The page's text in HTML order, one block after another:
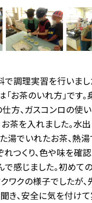
で調理実習を行いまし
お茶のいれ方」です
方、ガスコンロの使
茶を入れました。水
湯でいれたお茶、熱
つくり、色や味を確認
感じました。初めて
ワクの様子でしたが
き、安全に気を付け